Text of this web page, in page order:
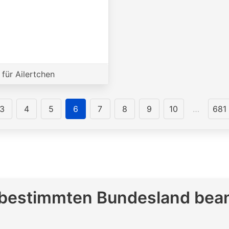
für Ailertchen
4 5 6 7 8 9 10 … 681
Bundesland